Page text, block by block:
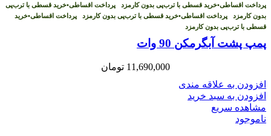
پرداخت اقساطی•خرید قسطی با ترب‌پی بدون کارمزد پرداخت اقساطی•خرید قسطی با ترب‌پی
بدون کارمزد پرداخت اقساطی•خرید قسطی با ترب‌پی بدون کارمزد پرداخت اقساطی•خرید
قسطی با ترب‌پی بدون کارمزد
پمپ پشت آبگرمکن 90 وات
11,690,000 تومان
افزودن به علاقه مندی
افزودن به سبد خرید
مشاهده سریع
ناموجود